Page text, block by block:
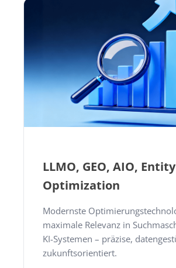
LLMO, GEO, AIO, Entity
Optimization
Modernste
maximale Relevanz in
KI-Systemen – präzise,
zukunftsorientiert.